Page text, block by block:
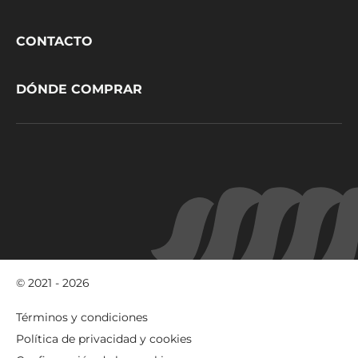
CONTACTO
DÓNDE COMPRAR
© 2021 - 2026
Footer
-
Términos y condiciones
Política de privacidad y cookies